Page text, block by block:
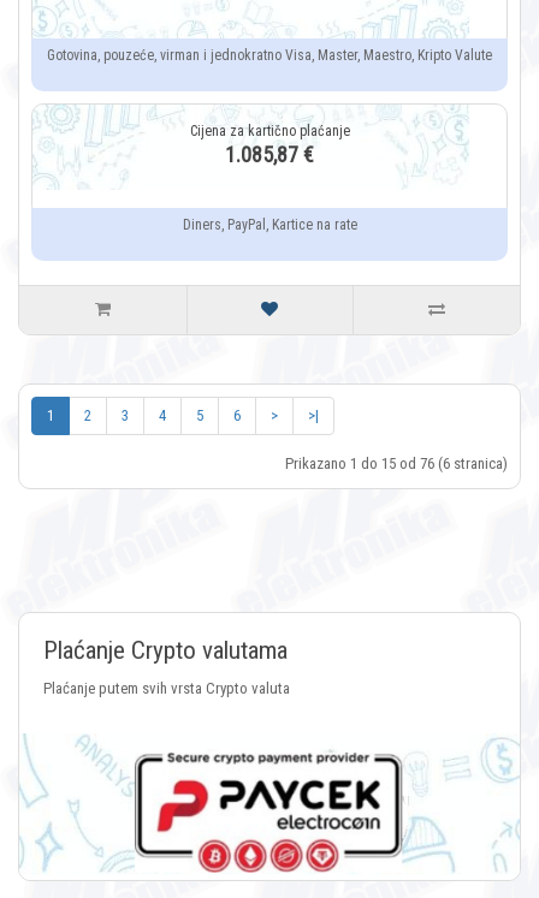
Gotovina, pouzeće, virman i jednokratno Visa, Master, Maestro, Kripto Valute
1.085,87 €
Diners, PayPal, Kartice na rate
1 2 3 4 5 6 > >|
Prikazano 1 do 15 od 76 (6 stranica)
Plaćanje Crypto valutama
Plaćanje putem svih vrsta Crypto valuta